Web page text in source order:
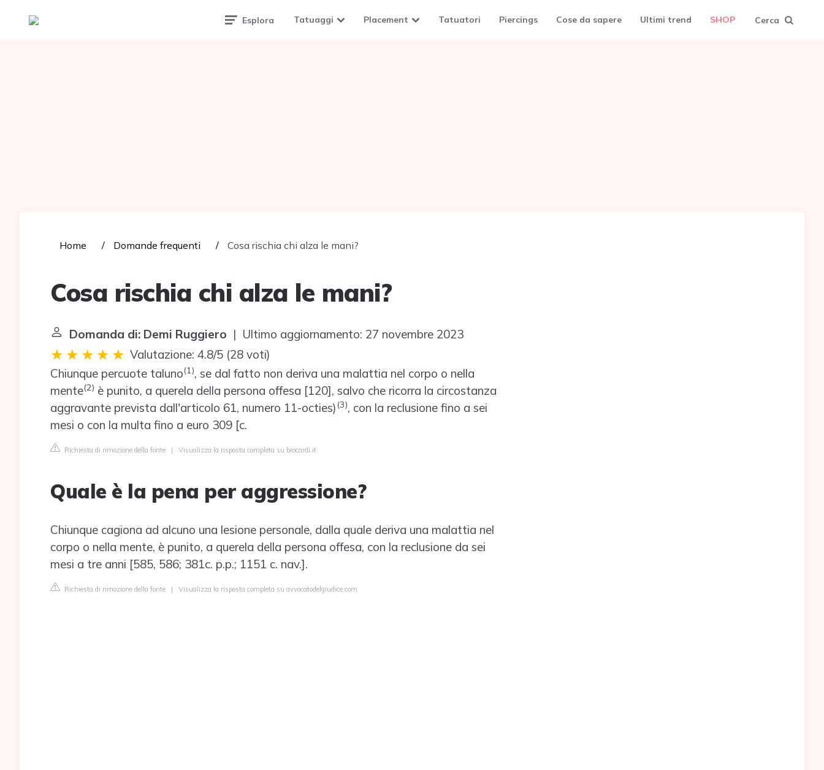
Tattoomuse.it Esplora Tatuaggi Placement Tatuatori Piercings Cose da sapere Ultimi trend SHOP Cerca
Home Domande frequenti Cosa rischia chi alza le mani?
Cosa rischia chi alza le mani?
Domanda di: Demi Ruggiero | Ultimo aggiornamento: 27 novembre 2023
Valutazione: 4.8/5 (28 voti)
Chiunque percuote taluno(1), se dal fatto non deriva una malattia nel corpo o nella
mente(2) è punito, a querela della persona offesa [120], salvo che ricorra la circostanza
aggravante prevista dall'articolo 61, numero 11-octies)(3), con la reclusione fino a sei
mesi o con la multa fino a euro 309 [c.
Richiesta di rimozione della fonte | Visualizza la risposta completa su brocardi.it
Quale è la pena per aggressione?
Chiunque cagiona ad alcuno una lesione personale, dalla quale deriva una malattia nel
corpo o nella mente, è punito, a querela della persona offesa, con la reclusione da sei
mesi a tre anni [585, 586; 381c. p.p.; 1151 c. nav.].
Richiesta di rimozione della fonte | Visualizza la risposta completa su avvocatodelgiudice.com